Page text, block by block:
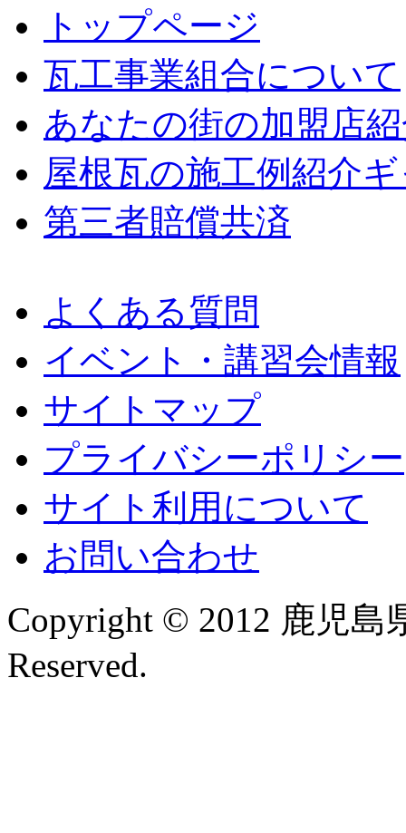
トップページ
瓦工事業組合について
あなたの街の加盟店
屋根瓦の施工例紹介
第三者賠償共済
よくある質問
イベント・講習会情報
サイトマップ
プライバシーポリシー
サイト利用について
お問い合わせ
Copyright © 2012 鹿児島
Reserved.